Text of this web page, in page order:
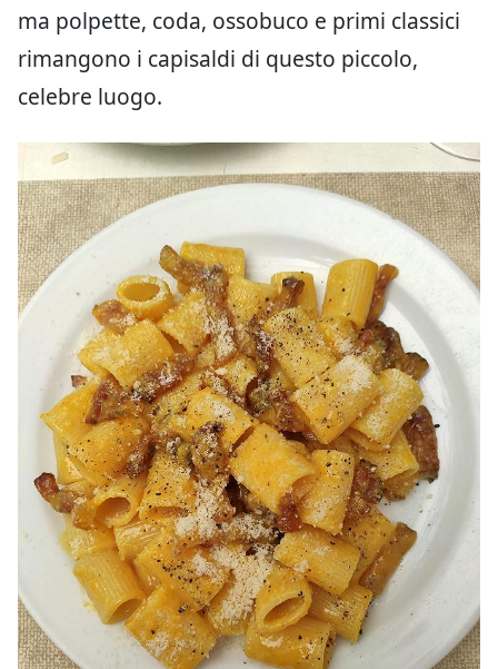
ma polpette, coda, ossobuco e primi classici
rimangono i capisaldi di questo piccolo,
celebre luogo.